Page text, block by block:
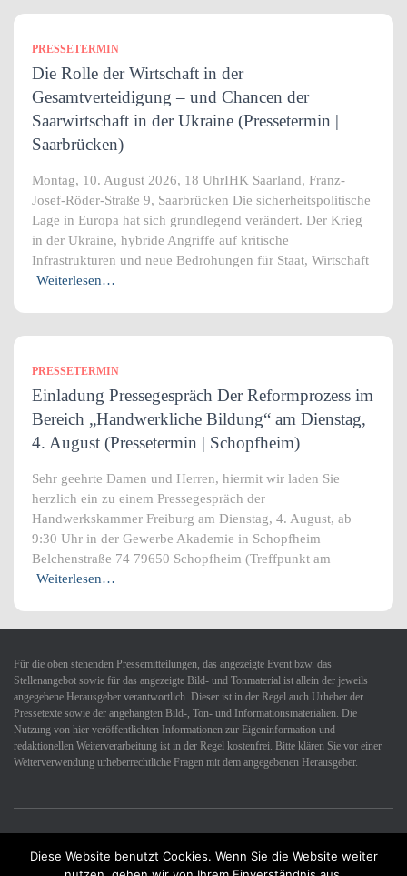
PRESSETERMIN
Die Rolle der Wirtschaft in der
Gesamtverteidigung – und Chancen der
Saarwirtschaft in der Ukraine (Pressetermin |
Saarbrücken)
Montag, 10. August 2026, 18 UhrIHK Saarland, Franz-
Josef-Röder-Straße 9, Saarbrücken Die sicherheitspolitische
Lage in Europa hat sich grundlegend verändert. Der Krieg
in der Ukraine, hybride Angriffe auf kritische
Infrastrukturen und neue Bedrohungen für Staat, Wirtschaft
Weiterlesen…
PRESSETERMIN
Einladung Pressegespräch Der Reformprozess im
Bereich „Handwerkliche Bildung“ am Dienstag,
4. August (Pressetermin | Schopfheim)
Sehr geehrte Damen und Herren, hiermit wir laden Sie
herzlich ein zu einem Pressegespräch der
Handwerkskammer Freiburg am Dienstag, 4. August, ab
9:30 Uhr in der Gewerbe Akademie in Schopfheim
Belchenstraße 74 79650 Schopfheim (Treffpunkt am
Weiterlesen…
Für die oben stehenden Pressemitteilungen, das angezeigte Event bzw. das
Stellenangebot sowie für das angezeigte Bild- und Tonmaterial ist allein der jeweils
angegebene Herausgeber verantwortlich. Dieser ist in der Regel auch Urheber der
Pressetexte sowie der angehängten Bild-, Ton- und Informationsmaterialien. Die
Nutzung von hier veröffentlichten Informationen zur Eigeninformation und
redaktionellen Weiterverarbeitung ist in der Regel kostenfrei. Bitte klären Sie vor einer
Weiterverwendung urheberrechtliche Fragen mit dem angegebenen Herausgeber.
Datenschutzerklärung Impressum Kontakt
Diese Website benutzt Cookies. Wenn Sie die Website weiter